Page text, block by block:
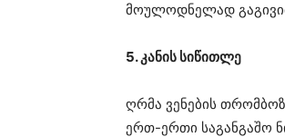
მოულოდნელად
5. კანის სიწითლე
ღრმა ვენების
ერთ-ერთი საგანგაშო